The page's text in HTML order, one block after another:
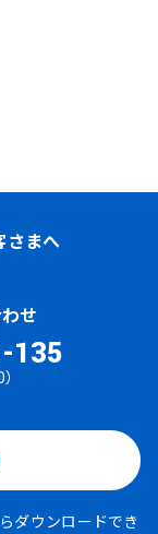
さまへ
せ
135
ダウンロードでき